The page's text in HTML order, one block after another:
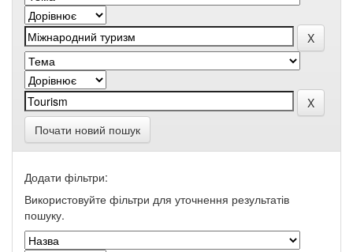
Почати новий пошук
Додати фільтри:
Використовуйте фільтри для уточнення результатів
пошуку.